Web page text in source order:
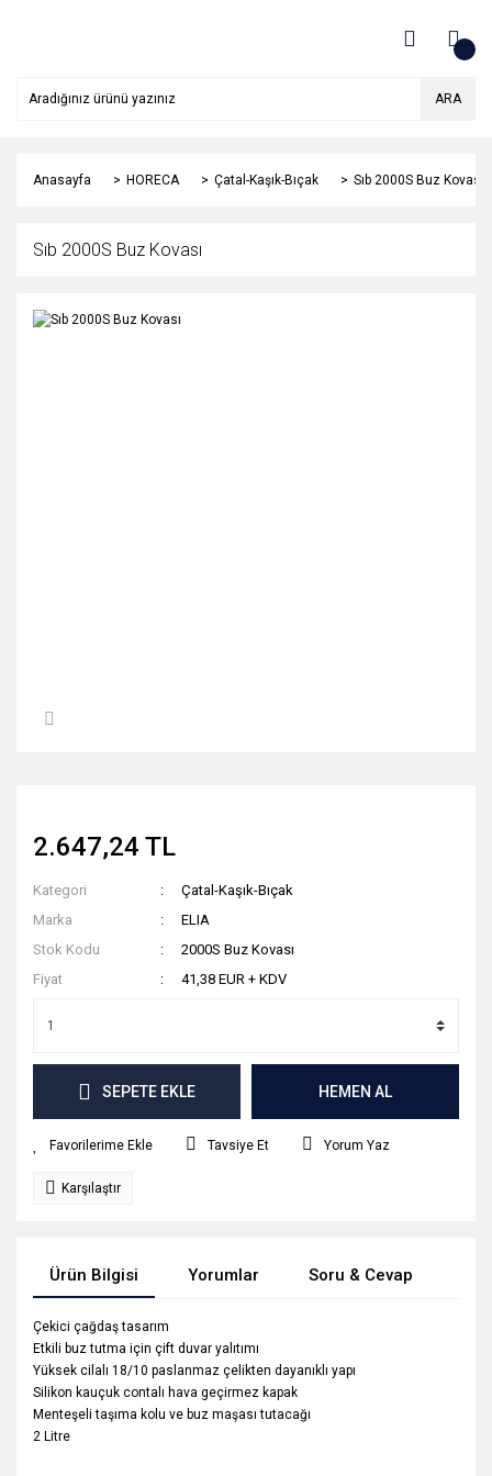
ARA
Anasayfa HORECA Çatal-Kaşık-Bıçak Sıb 2000S Buz Kovası
Sıb 2000S Buz Kovası
2.647,24 TL
Kategori
Çatal-Kaşık-Bıçak
Marka
ELIA
Stok Kodu
2000S Buz Kovası
Fiyat
41,38 EUR + KDV
SEPETE EKLE HEMEN AL
Tavsiye Et Yorum Yaz
Karşılaştır
Ürün Bilgisi Yorumlar Soru & Cevap
Çekici çağdaş tasarım
Etkili buz tutma için çift duvar yalıtımı
Yüksek cilalı 18/10 paslanmaz çelikten dayanıklı yapı
Silikon kauçuk contalı hava geçirmez kapak
Menteşeli taşıma kolu ve buz maşası tutacağı
2 Litre